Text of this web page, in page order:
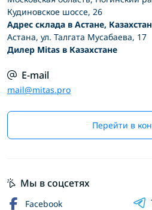
Кудиновское шоссе, 26
Адрес склада в Астане,
Астана, ул. Талгата Мусабаева, 17
Дилер Mitas в Казахстане
E-mail
mail@mitas.pro
Перейти в
Мы в соцсетях
Facebook